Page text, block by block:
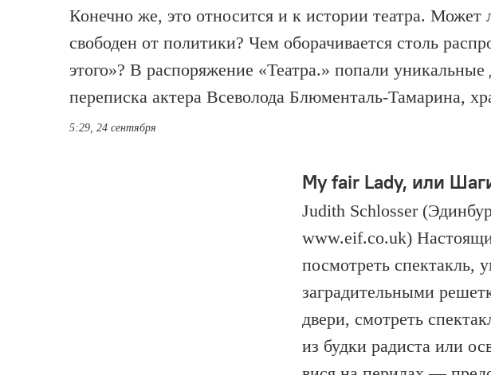
Конечно же, это относится и к истории театра. Может
свободен от политики? Чем оборачивается столь
этого»? В распоряжение «Театра.» попали
переписка актера Всеволода Блюменталь-Тамарина,
5:29, 24 сентября
My fair Lady, или
Judith Schlosser
www.eif.co.uk)
посмотреть спектакль,
заградительными
двери, смотреть
из будки радиста или